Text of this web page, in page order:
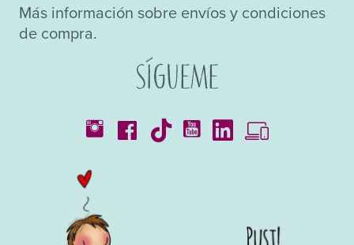
Más información sobre envíos y condiciones
de compra.
Sígueme
Catálogos